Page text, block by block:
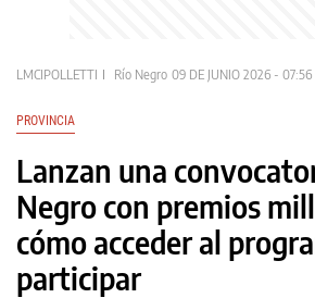
LMCIPOLLETTI Río Negro 09 DE JUNIO 2026 - 07:56
PROVINCIA
Lanzan una
Negro con premios
cómo acceder al
participar